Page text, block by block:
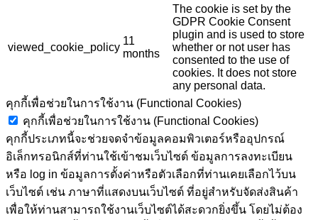
viewed_cookie_policy
11
months
The cookie is set by the
GDPR Cookie Consent
plugin and is used to store
whether or not user has
consented to the use of
cookies. It does not store
any personal data.
คุกกี้เพื่อช่วยในการใช้งาน (Functional Cookies)
คุกกี้เพื่อช่วยในการใช้งาน (Functional Cookies)
คุกกี้ประเภทนี้จะช่วยจดจำข้อมูลคอมพิวเตอร์หรืออุปกรณ์
อิเล็กทรอนิกส์ที่ท่านใช้เข้าชมเว็บไซต์ ข้อมูลการลงทะเบียน
หรือ log in ข้อมูลการตั้งค่าหรือตัวเลือกที่ท่านเคยเลือกไว้บน
เว็บไซต์ เช่น ภาษาที่แสดงบนเว็บไซต์ ที่อยู่สำหรับจัดส่งสินค้า
เพื่อให้ท่านสามารถใช้งานเว็บไซต์ได้สะดวกยิ่งขึ้น โดยไม่ต้อง